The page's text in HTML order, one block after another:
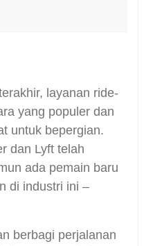
layanan ride-
yang populer dan
untuk bepergian.
dan Lyft telah
ada pemain baru
di industri ini –
berbagi perjalanan